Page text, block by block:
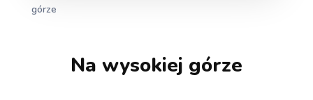
górze
Na wysokiej górze